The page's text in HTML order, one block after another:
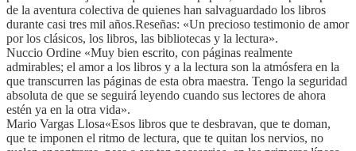
de la aventura colectiva de quienes han salvaguardado los libros
durante casi tres mil años.Reseñas: «Un precioso testimonio de amor
por los clásicos, los libros, las bibliotecas y la lectura».
Nuccio Ordine «Muy bien escrito, con páginas realmente
admirables; el amor a los libros y a la lectura son la atmósfera en la
que transcurren las páginas de esta obra maestra. Tengo la seguridad
absoluta de que se seguirá leyendo cuando sus lectores de ahora
estén ya en la otra vida».
Mario Vargas Llosa«Esos libros que te desbravan, que te doman,
que te imponen el ritmo de lectura, que te quitan los nervios, no